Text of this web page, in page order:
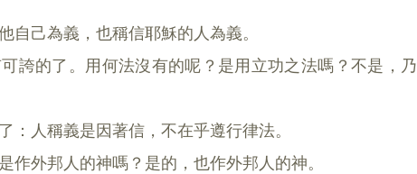
自己為義，也稱信耶穌的人為義。
誇的了。用何法沒有的呢？是用立功之法嗎？不是，乃
：人稱義是因著信，不在乎遵行律法。
作外邦人的神嗎？是的，也作外邦人的神。